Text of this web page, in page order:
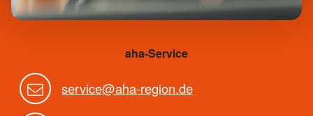
aha-Service
service@aha-region.de